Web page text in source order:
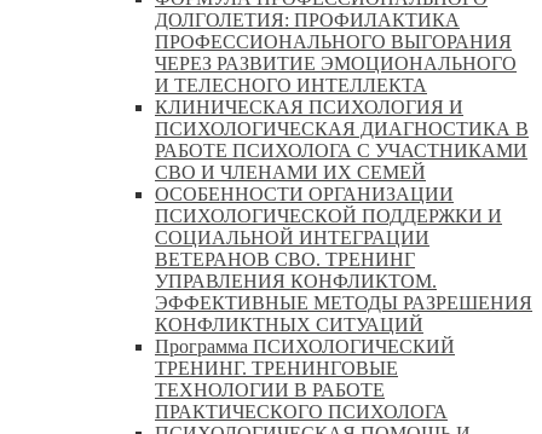
ДОЛГОЛЕТИЯ: ПРОФИЛАКТИКА
ПРОФЕССИОНАЛЬНОГО ВЫГОРАНИЯ
ЧЕРЕЗ РАЗВИТИЕ ЭМОЦИОНАЛЬНОГО
И ТЕЛЕСНОГО ИНТЕЛЛЕКТА
КЛИНИЧЕСКАЯ ПСИХОЛОГИЯ И
ПСИХОЛОГИЧЕСКАЯ ДИАГНОСТИКА В
РАБОТЕ ПСИХОЛОГА С УЧАСТНИКАМИ
СВО И ЧЛЕНАМИ ИХ СЕМЕЙ
ОСОБЕННОСТИ ОРГАНИЗАЦИИ
ПСИХОЛОГИЧЕСКОЙ ПОДДЕРЖКИ И
СОЦИАЛЬНОЙ ИНТЕГРАЦИИ
ВЕТЕРАНОВ СВО. ТРЕНИНГ
УПРАВЛЕНИЯ КОНФЛИКТОМ.
ЭФФЕКТИВНЫЕ МЕТОДЫ РАЗРЕШЕНИЯ
КОНФЛИКТНЫХ СИТУАЦИЙ
Программа ПСИХОЛОГИЧЕСКИЙ
ТРЕНИНГ. ТРЕНИНГОВЫЕ
ТЕХНОЛОГИИ В РАБОТЕ
ПРАКТИЧЕСКОГО ПСИХОЛОГА